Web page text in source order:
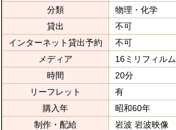
分類
物理・化学
貸出
不可
インターネット貸出予約
不可
メディア
16ミリフィルム
時間
20分
リーフレット
有
購入年
昭和60年
制作・配給
岩波 岩波映像